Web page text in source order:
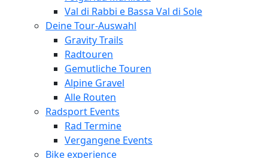
Val di Rabbi e Bassa Val di Sole
Deine Tour-Auswahl
Gravity Trails
Radtouren
Gemutliche Touren
Alpine Gravel
Alle Routen
Radsport Events
Rad Termine
Vergangene Events
Bike experience